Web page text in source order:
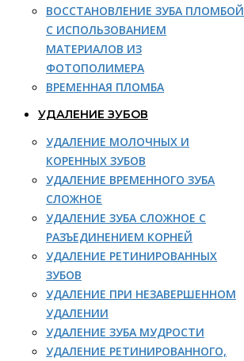
ВОССТАНОВЛЕНИЕ ЗУБА ПЛОМБОЙ
С ИСПОЛЬЗОВАНИЕМ
МАТЕРИАЛОВ ИЗ
ФОТОПОЛИМЕРА
ВРЕМЕННАЯ ПЛОМБА
УДАЛЕНИЕ ЗУБОВ
УДАЛЕНИЕ МОЛОЧНЫХ И
КОРЕННЫХ ЗУБОВ
УДАЛЕНИЕ ВРЕМЕННОГО ЗУБА
СЛОЖНОЕ
УДАЛЕНИЕ ЗУБА СЛОЖНОЕ С
РАЗЪЕДИНЕНИЕМ КОРНЕЙ
УДАЛЕНИЕ РЕТИНИРОВАННЫХ
ЗУБОВ
УДАЛЕНИЕ ПРИ НЕЗАВЕРШЕННОМ
УДАЛЕНИИ
УДАЛЕНИЕ ЗУБА МУДРОСТИ
УДАЛЕНИЕ РЕТИНИРОВАННОГО,